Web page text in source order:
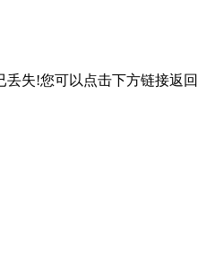
失!您可以点击下方链接返回